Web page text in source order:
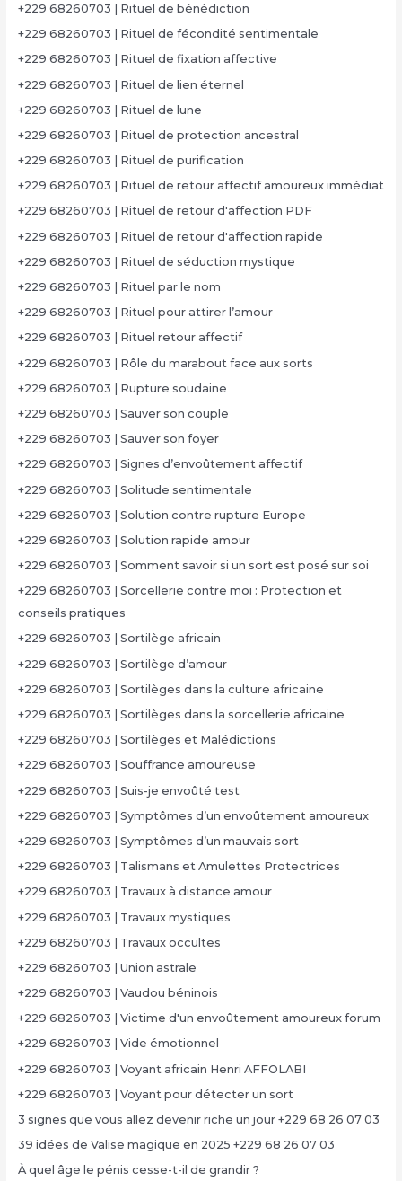
+229 68260703 | Rituel de bénédiction
+229 68260703 | Rituel de fécondité sentimentale
+229 68260703 | Rituel de fixation affective
+229 68260703 | Rituel de lien éternel
+229 68260703 | Rituel de lune
+229 68260703 | Rituel de protection ancestral
+229 68260703 | Rituel de purification
+229 68260703 | Rituel de retour affectif amoureux immédiat
+229 68260703 | Rituel de retour d'affection PDF
+229 68260703 | Rituel de retour d'affection rapide
+229 68260703 | Rituel de séduction mystique
+229 68260703 | Rituel par le nom
+229 68260703 | Rituel pour attirer l’amour
+229 68260703 | Rituel retour affectif
+229 68260703 | Rôle du marabout face aux sorts
+229 68260703 | Rupture soudaine
+229 68260703 | Sauver son couple
+229 68260703 | Sauver son foyer
+229 68260703 | Signes d’envoûtement affectif
+229 68260703 | Solitude sentimentale
+229 68260703 | Solution contre rupture Europe
+229 68260703 | Solution rapide amour
+229 68260703 | Somment savoir si un sort est posé sur soi
+229 68260703 | Sorcellerie contre moi : Protection et
conseils pratiques
+229 68260703 | Sortilège africain
+229 68260703 | Sortilège d’amour
+229 68260703 | Sortilèges dans la culture africaine
+229 68260703 | Sortilèges dans la sorcellerie africaine
+229 68260703 | Sortilèges et Malédictions
+229 68260703 | Souffrance amoureuse
+229 68260703 | Suis-je envoûté test
+229 68260703 | Symptômes d’un envoûtement amoureux
+229 68260703 | Symptômes d’un mauvais sort
+229 68260703 | Talismans et Amulettes Protectrices
+229 68260703 | Travaux à distance amour
+229 68260703 | Travaux mystiques
+229 68260703 | Travaux occultes
+229 68260703 | Union astrale
+229 68260703 | Vaudou béninois
+229 68260703 | Victime d'un envoûtement amoureux forum
+229 68260703 | Vide émotionnel
+229 68260703 | Voyant africain Henri AFFOLABI
+229 68260703 | Voyant pour détecter un sort
3 signes que vous allez devenir riche un jour +229 68 26 07 03
39 idées de Valise magique en 2025 +229 68 26 07 03
À quel âge le pénis cesse-t-il de grandir ?